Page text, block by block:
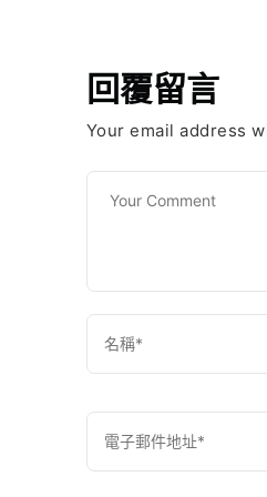
回覆留言
Your email address